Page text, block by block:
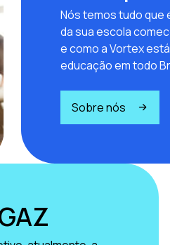
Nós temos tudo que
da sua escola
e como a Vortex
educação em todo
Sobre nós